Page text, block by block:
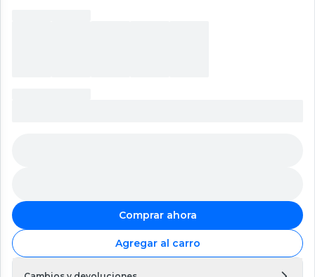
Comprar ahora
Agregar al carro